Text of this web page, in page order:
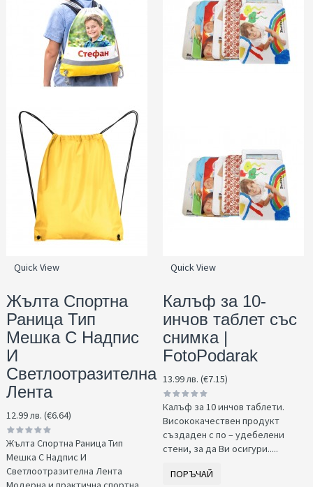
Quick View
Жълта Спортна
Раница Тип
Мешка С Надпис
И
Светлоотразителна
Лента
12.99 лв. (€6.64)
Жълта Спортна Раница Тип
Мешка С Надпис И
Светлоотразителна Лента
Quick View
Калъф за 10-
инчов таблет със
снимка |
FotoPodarak
13.99 лв. (€7.15)
Калъф за 10 инчов таблети.
Висококачествен продукт
създаден с по – удебелени
стени, за да Ви осигури.....
ПОРЪЧАЙ